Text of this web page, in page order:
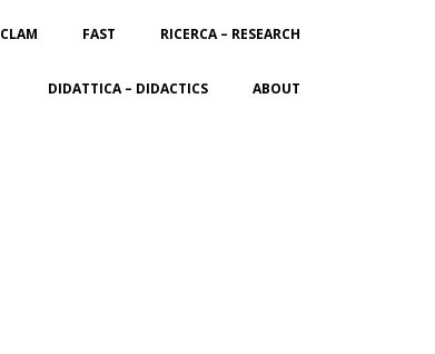
CLAM FAST RICERCA – RESEARCH
DIDATTICA – DIDACTICS ABOUT